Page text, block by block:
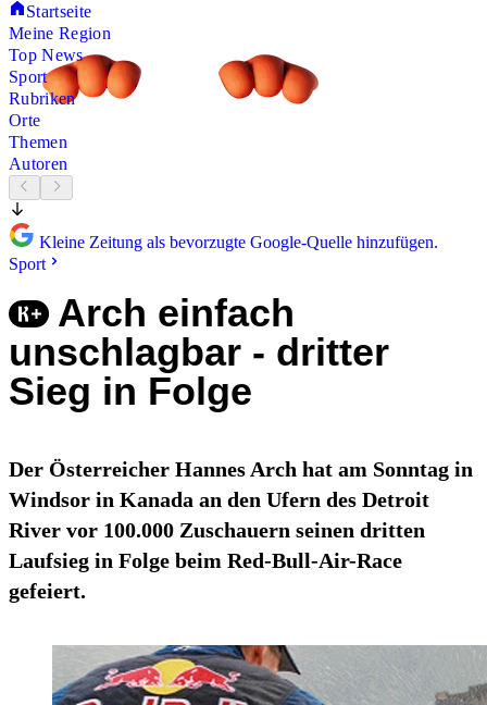
Startseite
Meine Region
Top News
Sport
Rubriken
Orte
Themen
Autoren
Kleine Zeitung als bevorzugte Google-Quelle hinzufügen.
Sport
Arch einfach
unschlagbar - dritter
Sieg in Folge
Der Österreicher Hannes Arch hat am Sonntag in
Windsor in Kanada an den Ufern des Detroit
River vor 100.000 Zuschauern seinen dritten
Laufsieg in Folge beim Red-Bull-Air-Race
gefeiert.